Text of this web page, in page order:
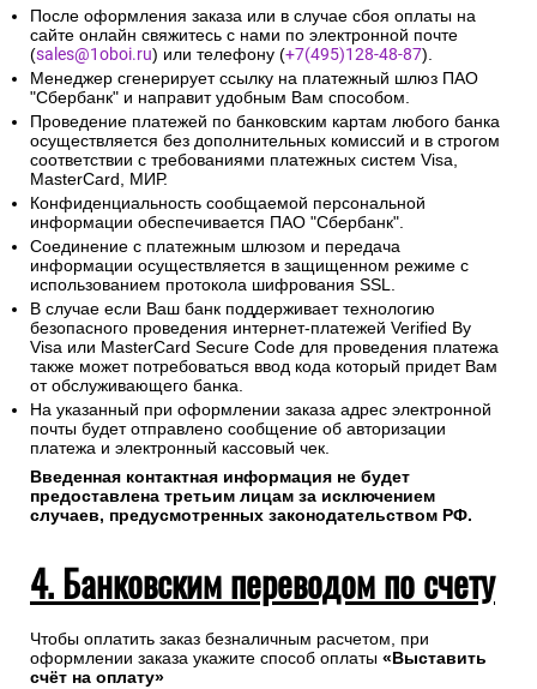
После оформления заказа или в случае сбоя оплаты на
сайте онлайн свяжитесь с нами по электронной почте
(sales@1oboi.ru) или телефону (+7(495)128-48-87).
Менеджер сгенерирует ссылку на платежный шлюз ПАО
"Сбербанк" и направит удобным Вам способом.
Проведение платежей по банковским картам любого банка
осуществляется без дополнительных комиссий и в строгом
соответствии с требованиями платежных систем Visa,
MasterCard, МИР.
Конфиденциальность сообщаемой персональной
информации обеспечивается ПАО "Сбербанк".
Соединение с платежным шлюзом и передача
информации осуществляется в защищенном режиме с
использованием протокола шифрования SSL.
В случае если Ваш банк поддерживает технологию
безопасного проведения интернет-платежей Verified By
Visa или MasterCard Secure Code для проведения платежа
также может потребоваться ввод кода который придет Вам
от обслуживающего банка.
На указанный при оформлении заказа адрес электронной
почты будет отправлено сообщение об авторизации
платежа и электронный кассовый чек.
случаев, предусмотренных законодательством РФ.
4. Банковским переводом по счету